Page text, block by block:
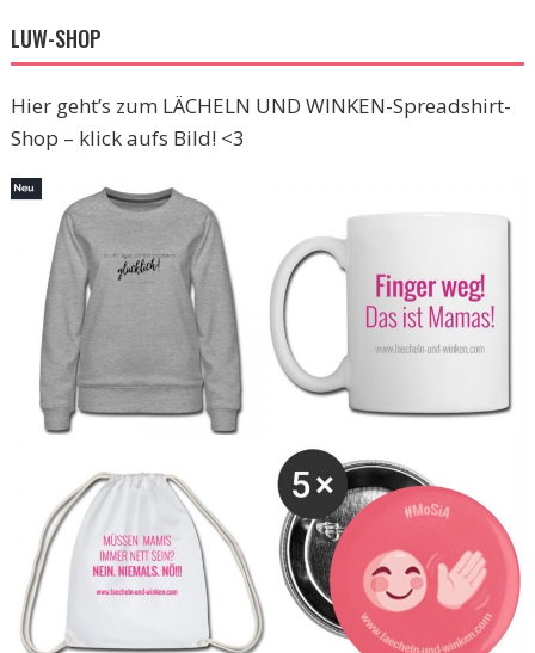
LUW-SHOP
Hier geht’s zum LÄCHELN UND WINKEN-Spreadshirt-
Shop – klick aufs Bild! <3